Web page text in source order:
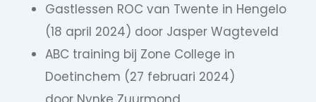
Gastlessen ROC van Twente in Hengelo
(18 april 2024) door Jasper Wagteveld
ABC training bij Zone College in
Doetinchem (27 februari 2024)